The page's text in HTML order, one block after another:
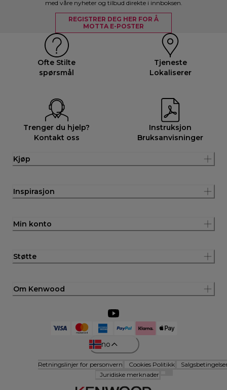
med våre nyheter og tilbud direkte i innboksen.
REGISTRER DEG HER FOR Å
MOTTA E-POSTER
Ofte Stilte
spørsmål
Tjeneste
Lokaliserer
Trenger du hjelp?
Kontakt oss
Instruksjon
Bruksanvisninger
Kjøp
Inspirasjon
Min konto
Støtte
Om Kenwood
no
Retningslinjer for personvern Cookies Politikk
Juridiske merknader